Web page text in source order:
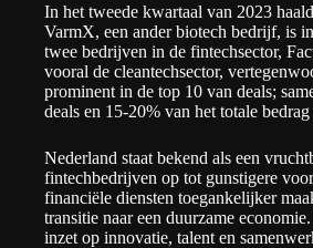
In het tweede kwartaal van 2023
VarmX, een ander biotech bedrijf, is
twee bedrijven in de fintechsector,
vooral de cleantechsector,
prominent in de top 10 van deals;
deals en 15-20% van het totale
Nederland staat bekend als een
fintechbedrijven op tot gunstigere
financiële diensten toegankelijker
transitie naar een duurzame
inzet op innovatie, talent en